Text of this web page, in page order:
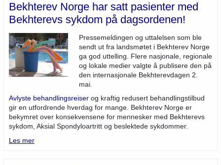
Bekhterev Norge har satt pasienter med
Bekhterevs sykdom på dagsordenen!
Pressemeldingen og uttalelsen som ble
sendt ut fra landsmøtet i Bekhterev Norge
ga god uttelling. Flere nasjonale, regionale
og lokale medier valgte å publisere den på
den internasjonale Bekhterevdagen 2.
mai.
Avlyste behandlingsreiser og kraftig redusert behandlingstilbud
gir en utfordrende hverdag for mange. Bekhterev Norge er
bekymret over konsekvensene for mennesker med Bekhterevs
sykdom, Aksial Spondyloartritt og beslektede sykdommer.
Les mer